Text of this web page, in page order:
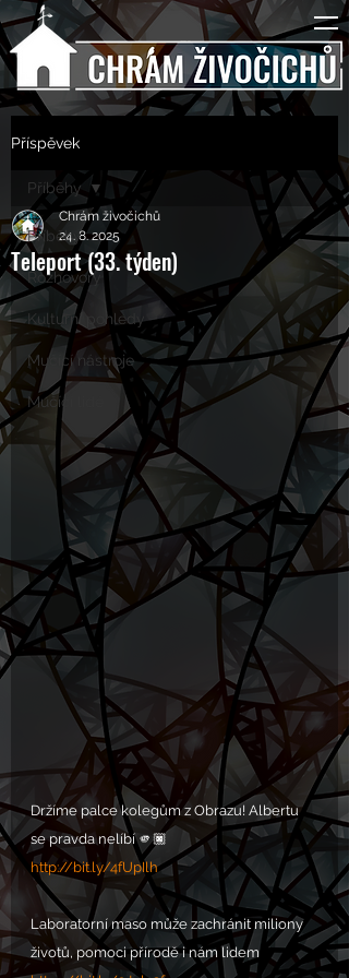
Příspěvek
Příběhy
Rozhovory
Kulturní pohledy
Mučící nástroje
Mučící lidé
Příběhy
Teleport (33. týden)
Chrám živočichů
24. 8. 2025
Držíme palce kolegům z Obrazu! Albertu
se pravda nelíbí 🫵🏿
http://bit.ly/4fUpIlh
Laboratorní maso může zachránit miliony
životů, pomoci přírodě i nám lidem